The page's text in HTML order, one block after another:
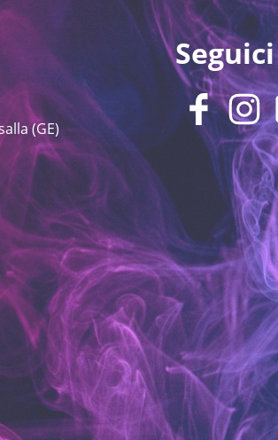
(GE)